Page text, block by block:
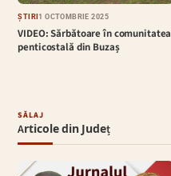
ȘTIRI1 OCTOMBRIE 2025
VIDEO: Sărbătoare în comunitatea
penticostală din Buzaș
SĂLAJ
Articole din Județ